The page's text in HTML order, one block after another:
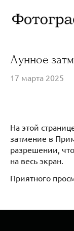
Лунное
17 марта 2025
На этой
затмение в
разрешении,
на весь экран.
Приятного